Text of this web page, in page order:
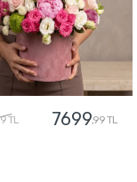
TL 7699,99 TL